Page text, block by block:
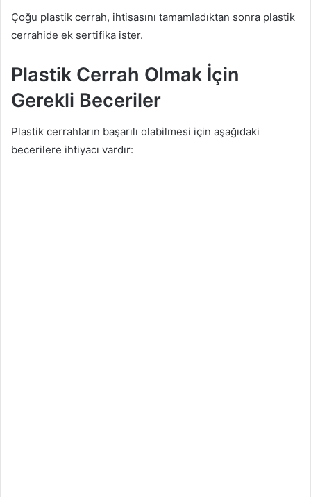
Çoğu plastik cerrah, ihtisasını tamamladıktan sonra plastik
cerrahide ek sertifika ister.
Plastik Cerrah Olmak İçin
Gerekli Beceriler
Plastik cerrahların başarılı olabilmesi için aşağıdaki
becerilere ihtiyacı vardır: